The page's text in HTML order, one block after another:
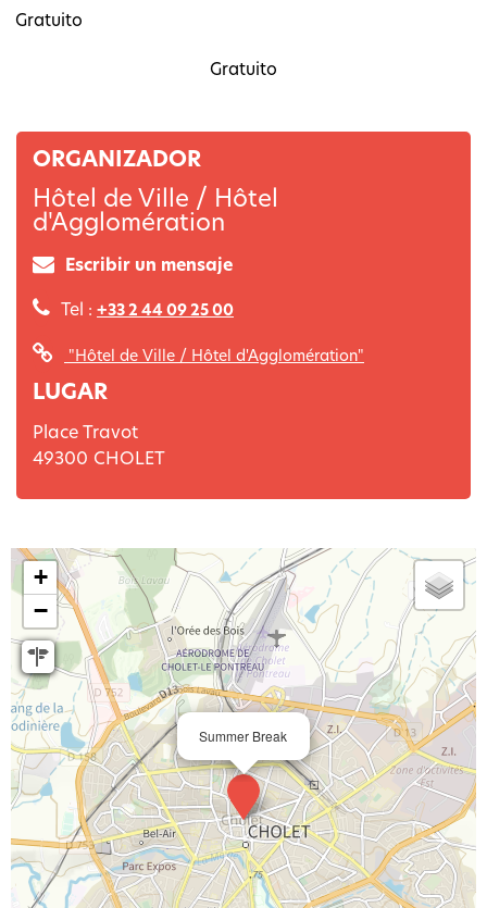
Gratuito
Gratuito
ORGANIZADOR
Hôtel de Ville / Hôtel
d'Agglomération
Escribir un mensaje
Tel : +33 2 44 09 25 00
"Hôtel de Ville / Hôtel d'Agglomération"
LUGAR
Place Travot
49300 CHOLET
Summer Break
+
−